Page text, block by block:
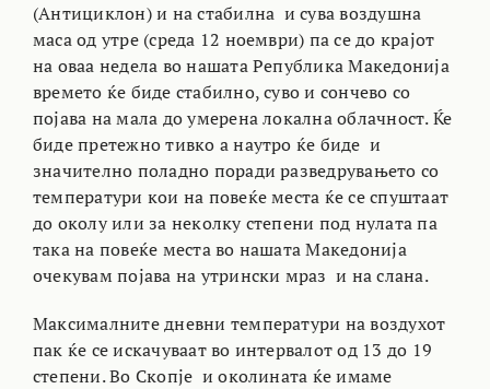
(Антициклон) и на стабилна и сува воздушна
маса од утре (среда 12 ноември) па се до крајот
на оваа недела во нашата Република Македонија
времето ќе биде стабилно, суво и сончево со
појава на мала до умерена локална облачност. Ќе
биде претежно тивко а наутро ќе биде и
значително поладно поради разведрувањето со
температури кои на повеќе места ќе се спуштаат
до околу или за неколку степени под нулата па
така на повеќе места во нашата Македонија
очекувам појава на утрински мраз и на слана.
Максималните дневни температури на воздухот
пак ќе се искачуваат во интервалот од 13 до 19
степени. Во Скопје и околината ќе имаме